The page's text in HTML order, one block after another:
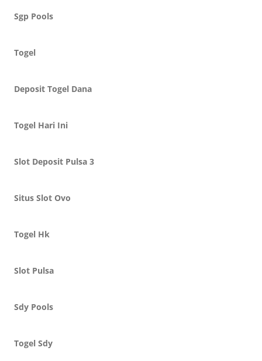
Sgp Pools
Togel
Deposit Togel Dana
Togel Hari Ini
Slot Deposit Pulsa 3
Situs Slot Ovo
Togel Hk
Slot Pulsa
Sdy Pools
Togel Sdy